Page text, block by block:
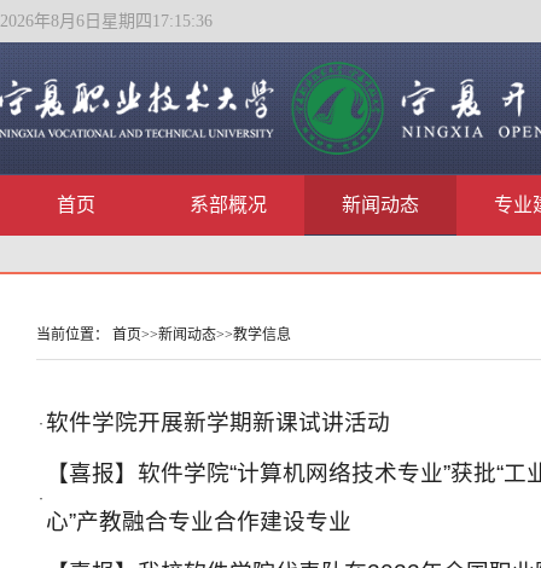
2026年8月6日星期四17:15:37
首页 系部概况 新闻动态 专业
当前位置： 首页>>新闻动态>>教学信息
· 软件学院开展新学期新课试讲活动
·
【喜报】软件学院“计算机网络技术专业”获批“
心”产教融合专业合作建设专业